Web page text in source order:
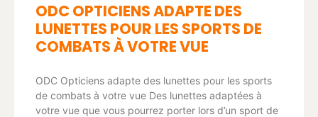
ODC OPTICIENS ADAPTE DES
LUNETTES POUR LES SPORTS DE
COMBATS À VOTRE VUE
ODC Opticiens adapte des lunettes pour les sports
de combats à votre vue Des lunettes adaptées à
votre vue que vous pourrez porter lors d’un sport de